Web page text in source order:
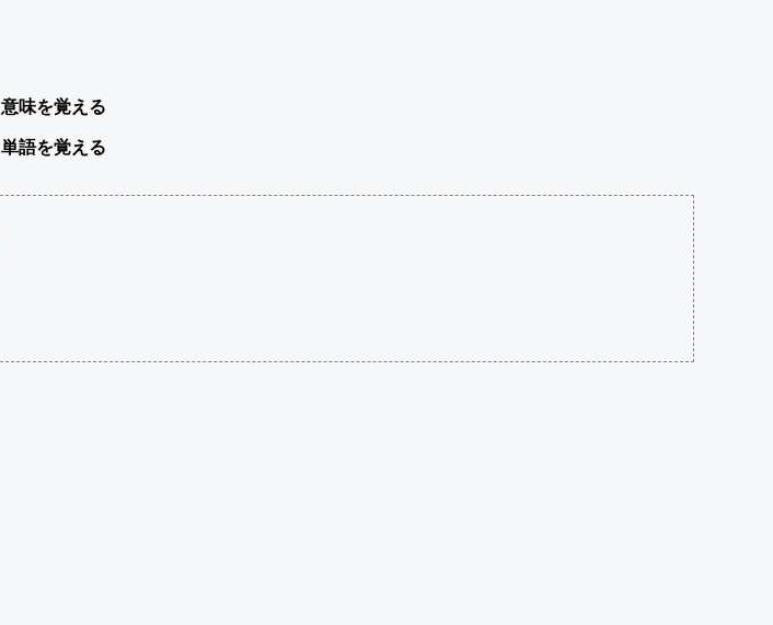
意味を覚える
単語を覚える